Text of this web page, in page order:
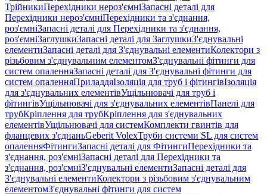
ТрійникиПерехідники нероз'ємніЗапасні деталі для
Перехідники нероз'ємніПерехідники та з'єднання,
роз'ємніЗапасні деталі для Перехідники та з'єднання,
роз'ємніЗаглушкиЗапасні деталі для ЗаглушкиЗ'єднувальні
елементиЗапасні деталі для З'єднувальні елементиКолектори з
різьбовим з'єднувальним елементомЗ'єднувальні фітинги для
систем опаленняЗапасні деталі для З'єднувальні фітинги для
систем опаленняПриладдяІзоляція для труб і фітингівІзоляція
для з'єднувальних елементівУщільнювачі для труб і
фітингівУщільнювачі для з'єднувальних елементівПанелі для
трубКріплення для трубКріплення для з'єднувальних
елементівУщільнювачі для системКомплекти гвинтів для
фланцевих з'єднаньGeberit VolexТруби системи SL для систем
опаленняФітингиЗапасні деталі для ФітингиПерехідники та
з'єднання, роз'ємніЗапасні деталі для Перехідники та
з'єднання, роз'ємніЗ'єднувальні елементиЗапасні деталі для
З'єднувальні елементиКолектори з різьбовим з'єднувальним
елементомЗ'єднувальні фітинги для систем